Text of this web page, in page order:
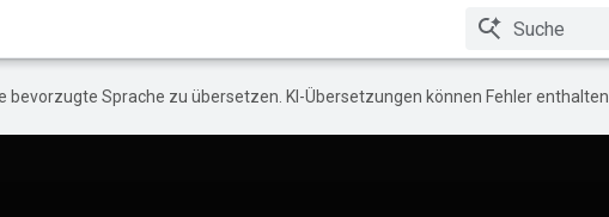
bevorzugte Sprache zu übersetzen. KI-Übersetzungen können Fehler enthalten.